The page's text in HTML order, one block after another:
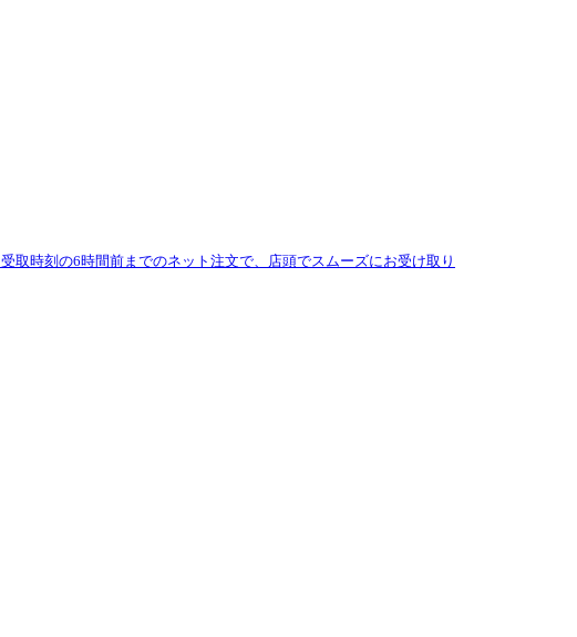
受取時刻の6時間前までのネット注文で、店頭でスムーズにお受け取り